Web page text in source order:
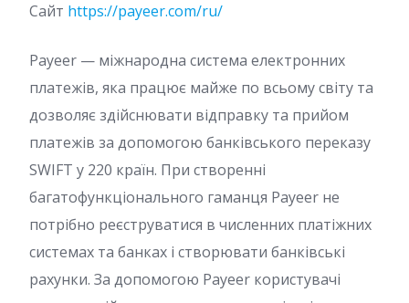
Сайт https://payeer.com/ru/
Payeer — міжнародна система електронних
платежів, яка працює майже по всьому світу та
дозволяє здійснювати відправку та прийом
платежів за допомогою банківського переказу
SWIFT у 220 країн. При створенні
багатофункціонального гаманця Payeer не
потрібно реєструватися в численних платіжних
системах та банках і створювати банківські
рахунки. За допомогою Payeer користувачі